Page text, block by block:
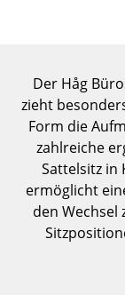
... alle Tische
Aufbewahren
Regale &
Wandregale
Der Håg
zieht
Form die
zahlreiche
Sattelsitz in
ermöglicht
den